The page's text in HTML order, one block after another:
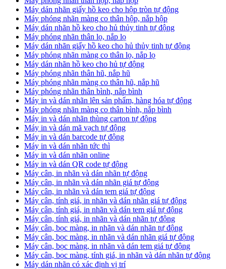
Máy dán nhãn giấy hồ keo cho hộp tròn tự động
Máy phóng nhãn màng co thân hộp, nắp hộp
Máy dán nhãn hồ keo cho hủ thủy tinh tự động
Máy phóng nhãn thân lọ, nắp lọ
Máy dán nhãn giấy hồ keo cho hủ thủy tinh tự động
Máy phóng nhãn màng co thân lọ, nắp lọ
Máy dán nhãn hồ keo cho hủ tự động
Máy phóng nhãn thân hũ, nắp hũ
Máy phóng nhãn màng co thân hũ, nắp hũ
Máy phóng nhãn thân bình, nắp bình
Máy in và dán nhãn lên sản phẩm, hàng hóa tự động
Máy phóng nhãn màng co thân bình, nắp bình
Máy in và dán nhãn thùng carton tự động
Máy in và dán mã vạch tự động
Máy in và dán barcode tự động
Máy in và dán nhãn tức thì
Máy in và dán nhãn online
Máy in và dán QR code tự động
Máy cân, in nhãn và dán nhãn tự động
Máy cân, in nhãn và dán nhãn giá tự động
Máy cân, in nhãn và dán tem giá tự động
Máy cân, tính giá, in nhãn và dán nhãn giá tự động
Máy cân, tính giá, in nhãn và dán tem giá tự động
Máy cân, tính giá, in nhãn và dán nhãn tự động
Máy cân, bọc màng, in nhãn và dán nhãn tự động
Máy cân, bọc màng, in nhãn và dán nhãn giá tự động
Máy cân, bọc màng, in nhãn và dán tem giá tự động
Máy cân, bọc màng, tính giá, in nhãn và dán nhãn tự động
Máy dán nhãn có xác định vị trí